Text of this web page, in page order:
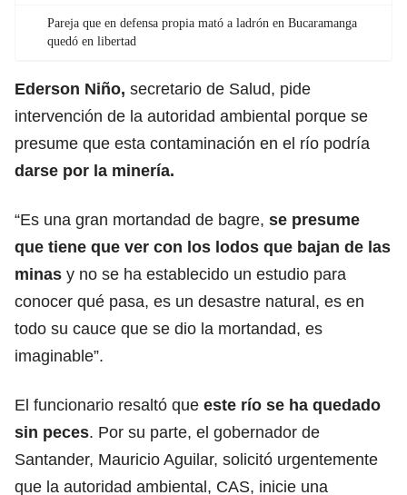
Pareja que en defensa propia mató a ladrón en Bucaramanga
quedó en libertad
Ederson Niño, secretario de Salud, pide
intervención de la autoridad ambiental porque se
presume que esta contaminación en el río podría
darse por la minería.
“Es una gran mortandad de bagre, se presume
que tiene que ver con los lodos que bajan de las
minas y no se ha establecido un estudio para
conocer qué pasa, es un desastre natural, es en
todo su cauce que se dio la mortandad, es
imaginable”.
El funcionario resaltó que este río se ha quedado
sin peces. Por su parte, el gobernador de
Santander, Mauricio Aguilar, solicitó urgentemente
que la autoridad ambiental, CAS, inicie una